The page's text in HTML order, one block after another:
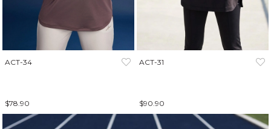
ACT-34
$78.90
ACT-31
$90.90